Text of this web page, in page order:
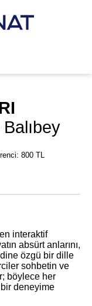
Projeler
800 TL
interaktif
absürt anlarını,
özgü bir dille
sohbetin ve
böylece her
deneyime